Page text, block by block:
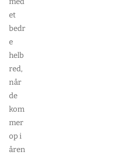
et
bedr
e
helb
red,
når
de
kom
mer
op i
åren